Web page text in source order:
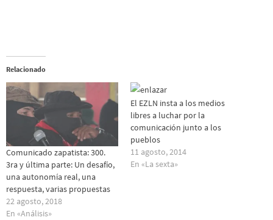
Relacionado
Comunicado zapatista: 300.
3ra y última parte: Un desafío,
una autonomía real, una
respuesta, varias propuestas
22 agosto, 2018
En «Análisis»
El EZLN insta a los medios
libres a luchar por la
comunicación junto a los
pueblos
11 agosto, 2014
En «La sexta»